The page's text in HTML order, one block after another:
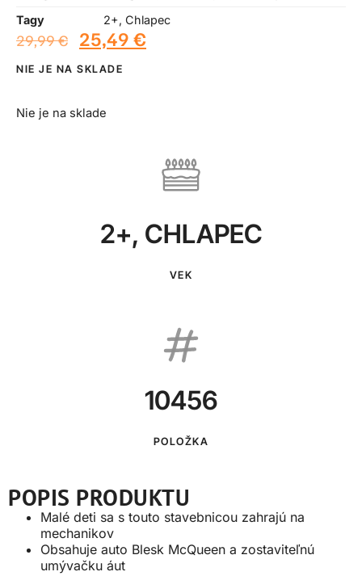
Tagy
2+, Chlapec
29,99€ 25,49 €
NIE JE NA SKLADE
Nie je na sklade
2+, CHLAPEC
VEK
10456
POLOŽKA
POPIS PRODUKTU
Malé deti sa s touto stavebnicou zahrajú na
mechanikov
Obsahuje auto Blesk McQueen a zostaviteľnú
umývačku áut